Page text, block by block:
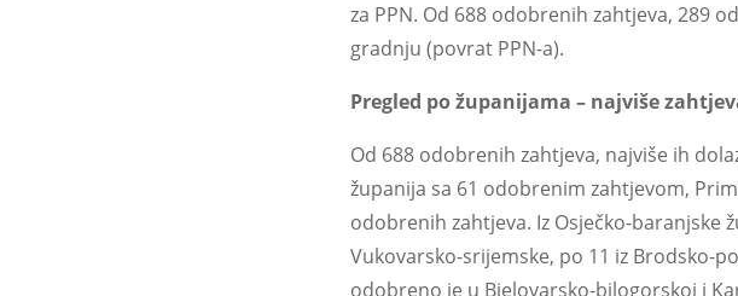
za PPN. Od 688 odobrenih zahtjeva, 289
gradnju (povrat PPN-a).
Pregled po županijama – najviše
Od 688 odobrenih zahtjeva, najviše ih
županija sa 61 odobrenim zahtjevom,
odobrenih zahtjeva. Iz Osječko-baranjske
Vukovarsko-srijemske, po 11 iz Brodsko-
odobreno je u Bjelovarsko-bilogorskoj i